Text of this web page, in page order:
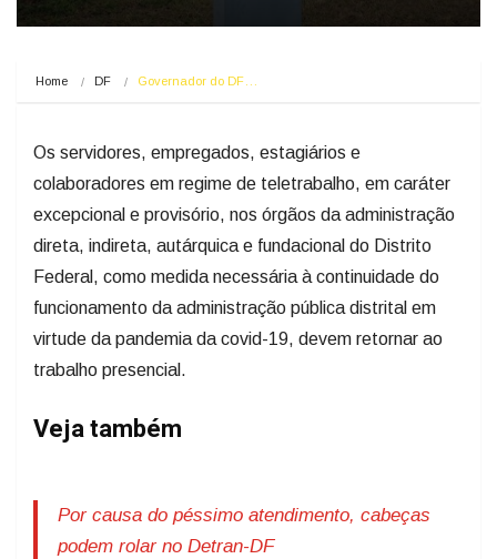
Home DF Governador do DF…
Os servidores, empregados, estagiários e
colaboradores em regime de teletrabalho, em caráter
excepcional e provisório, nos órgãos da administração
direta, indireta, autárquica e fundacional do Distrito
Federal, como medida necessária à continuidade do
funcionamento da administração pública distrital em
virtude da pandemia da covid-19, devem retornar ao
trabalho presencial.
Veja também
Por causa do péssimo atendimento, cabeças
podem rolar no Detran-DF